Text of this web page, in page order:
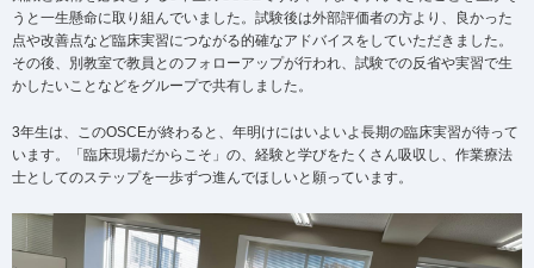
うと一生懸命に取り組んでいました。試験後は外部評価者の方より、良かった
点や改善点など臨床実習につながる的確なアドバイスをしていただきました。
その後、別教室で教員とのフォローアップが行われ、試験での反省や実習で生
かしたいことなどをグループで共有しました。
3年生は、このOSCEが終わると、年明けにはいよいよ長期の臨床実習が待って
います。「臨床現場だからこそ」の、経験と学びをたくさん吸収し、作業療法
士としてのステップを一歩ずつ進んでほしいと願っています。